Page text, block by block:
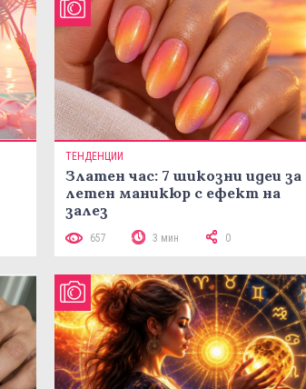
ТЕНДЕНЦИИ
Златен час: 7 шикозни идеи за
летен маникюр с ефект на
залез
657 3 мин 0